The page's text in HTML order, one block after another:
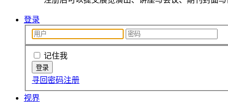
登录
记住我
寻回密码注册
视界